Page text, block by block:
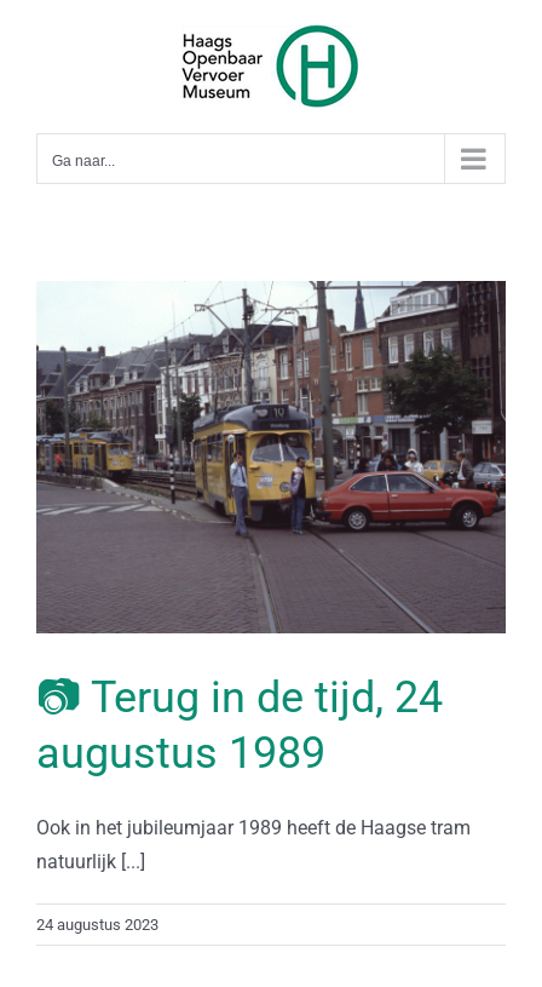
Ga naar...
📷 Terug in de tijd, 24
augustus 1989
Ook in het jubileumjaar 1989 heeft de Haagse tram
natuurlijk [...]
24 augustus 2023